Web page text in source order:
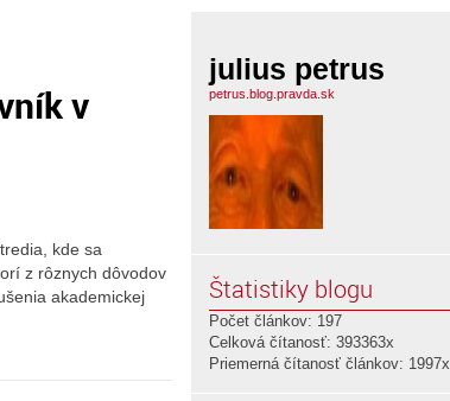
v
kde sa
z rôznych dôvodov
akademickej
julius petrus
petrus.blog.pravda.sk
Štatistiky blogu
Počet článkov: 197
Celková čítanosť: 393363x
Priemerná čítanosť článkov: 1997x